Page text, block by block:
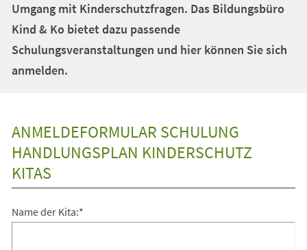
Umgang mit Kinderschutzfragen. Das Bildungsbüro
Kind & Ko bietet dazu passende
Schulungsveranstaltungen und hier können Sie sich
anmelden.
ANMELDEFORMULAR SCHULUNG
HANDLUNGSPLAN KINDERSCHUTZ
KITAS
Anmeldung
Name der Kita:*